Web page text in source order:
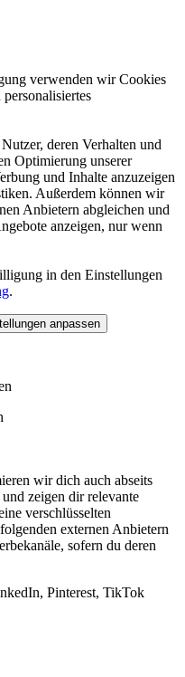
verwenden wir Cookies
deren Verhalten und
Optimierung unserer
und Inhalte anzuzeigen
Außerdem können wir
Anbietern abgleichen und
anzeigen, nur wenn
in den Einstellungen
.
anpassen
wir dich auch abseits
zeigen dir relevante
verschlüsselten
externen Anbietern
sofern du deren
Pinterest, TikTok